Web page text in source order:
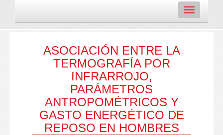
Toggle
navigation
ASOCIACIÓN ENTRE LA
TERMOGRAFÍA POR
INFRARROJO,
PARÁMETROS
ANTROPOMÉTRICOS Y
GASTO ENERGÉTICO DE
REPOSO EN HOMBRES